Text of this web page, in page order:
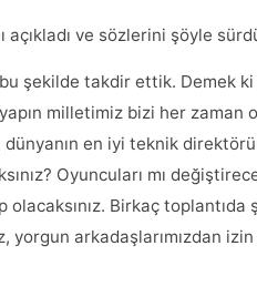
ve sözlerini şöyle
şekilde takdir ettik. Demek
milletimiz bizi her zaman
en iyi teknik
Oyuncuları mı
Birkaç
yorgun arkadaşlarımızdan